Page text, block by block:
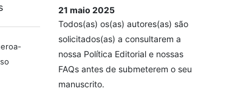
21 maio 2025
Todos(as) os(as) autores(as) são
solicitados(as) a consultarem a
nossa Política Editorial e nossas
FAQs antes de submeterem o seu
manuscrito.